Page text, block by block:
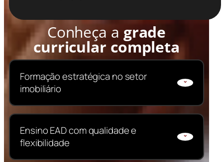
Conheça a grade
curricular completa
Formação estratégica no setor
imobiliário
negociação, corretagem e gestão de
imóveis com foco em resultados no
mercado imobiliário.
Ensino EAD com qualidade e
flexibilidade